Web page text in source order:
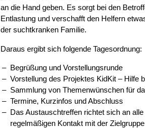
an die Hand geben. Es sorgt bei den
Entlastung und verschafft den Helfern
der suchtkranken Familie.
Daraus ergibt sich folgende Tagesordnung:
Begrüßung und Vorstellungsrunde
Vorstellung des Projektes KidKit – Hilfe
Sammlung von Themenwünschen für
Termine, Kurzinfos und Abschluss
Das Austauschtreffen richtet sich an
regelmäßigen Kontakt mit der